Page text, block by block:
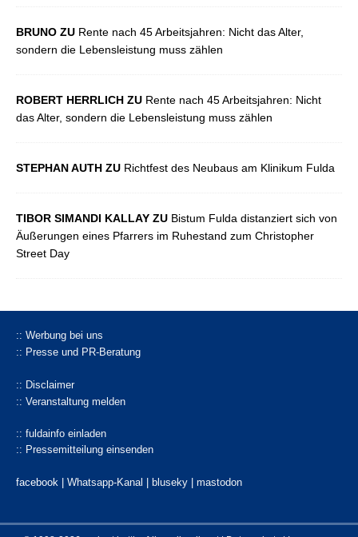
BRUNO ZU Rente nach 45 Arbeitsjahren: Nicht das Alter,
sondern die Lebensleistung muss zählen
ROBERT HERRLICH ZU Rente nach 45 Arbeitsjahren: Nicht
das Alter, sondern die Lebensleistung muss zählen
STEPHAN AUTH ZU Richtfest des Neubaus am Klinikum Fulda
TIBOR SIMANDI KALLAY ZU Bistum Fulda distanziert sich von
Äußerungen eines Pfarrers im Ruhestand zum Christopher
Street Day
:: Werbung bei uns
:: Presse und PR-Beratung
:: Disclaimer
:: Veranstaltung melden
:: fuldainfo einladen
:: Pressemitteilung einsenden
facebook | Whatsapp-Kanal bluseky mastodon